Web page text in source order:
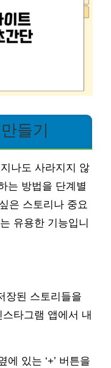
들기
나도 사라지지 않
는 방법을 단계별
은 스토리나 중요
유용한 기능입니
장된 스토리들을
타그램 앱에서 내
에 있는 ‘+’ 버튼을